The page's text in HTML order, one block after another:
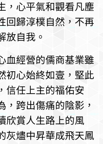
，心平氣和觀看凡塵
回歸淳樸自然，不再
放自我。
血經營的儒商基業雖
初心始終如壹，堅此
信任上主的福佑安
，跨出傷痛的陰影，
欣賞人生路上的風
灰燼中昇華成飛天鳳